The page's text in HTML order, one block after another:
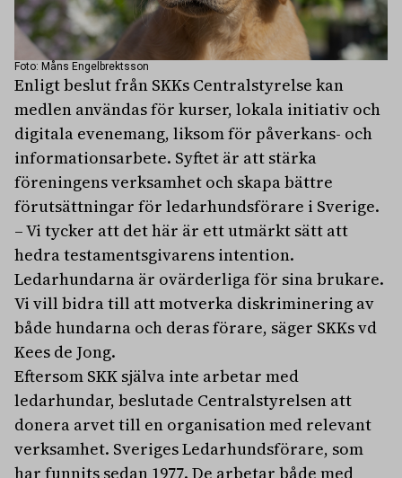
Foto: Måns Engelbrektsson
Enligt beslut från SKKs Centralstyrelse kan
medlen användas för kurser, lokala initiativ och
digitala evenemang, liksom för påverkans- och
informationsarbete. Syftet är att stärka
föreningens verksamhet och skapa bättre
förutsättningar för ledarhundsförare i Sverige.
– Vi tycker att det här är ett utmärkt sätt att
hedra testamentsgivarens intention.
Ledarhundarna är ovärderliga för sina brukare.
Vi vill bidra till att motverka diskriminering av
både hundarna och deras förare, säger SKKs vd
Kees de Jong.
Eftersom SKK själva inte arbetar med
ledarhundar, beslutade Centralstyrelsen att
donera arvet till en organisation med relevant
verksamhet. Sveriges Ledarhundsförare, som
har funnits sedan 1977. De arbetar både med